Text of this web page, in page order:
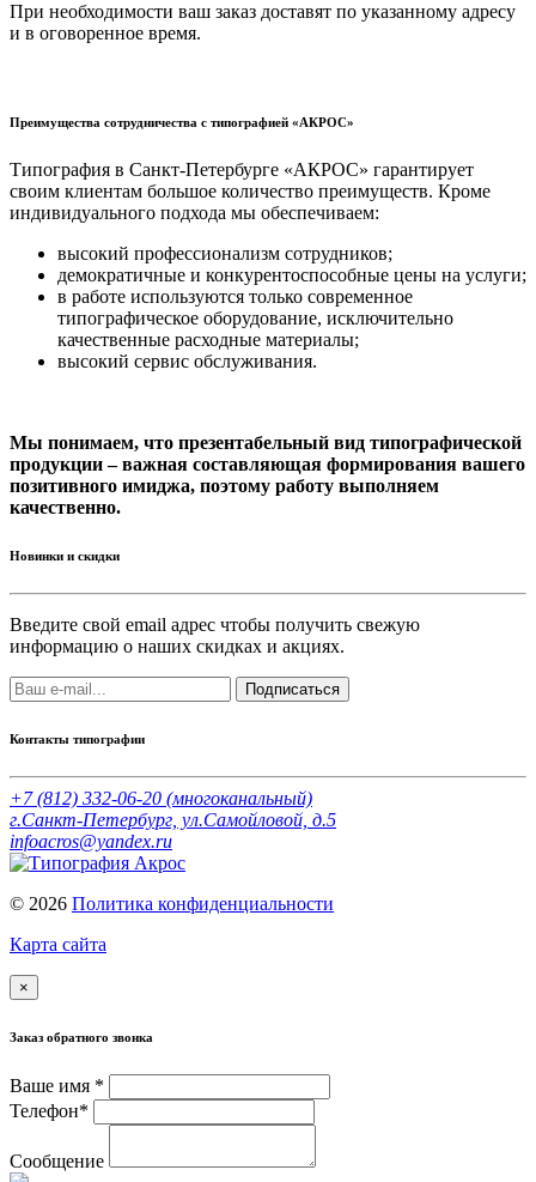
При необходимости ваш заказ доставят по указанному адресу
и в оговоренное время.
Преимущества сотрудничества с типографией «АКРОС»
Типография в Санкт-Петербурге «АКРОС» гарантирует
своим клиентам большое количество преимуществ. Кроме
индивидуального подхода мы обеспечиваем:
высокий профессионализм сотрудников;
демократичные и конкурентоспособные цены на услуги;
в работе используются только современное
типографическое оборудование, исключительно
качественные расходные материалы;
высокий сервис обслуживания.
Мы понимаем, что презентабельный вид типографической
продукции – важная составляющая формирования вашего
позитивного имиджа, поэтому работу выполняем
качественно.
Новинки и скидки
Введите свой email адрес чтобы получить свежую
информацию о наших скидках и акциях.
Подписаться
Контакты типографии
+7 (812) 332-06-20 (многоканальный)
г.Санкт-Петербург, ул.Самойловой, д.5
infoacros@yandex.ru
© 2026 Политика конфиденциальности
Карта сайта
×
Заказ обратного звонка
Ваше имя *
Телефон*
Сообщение